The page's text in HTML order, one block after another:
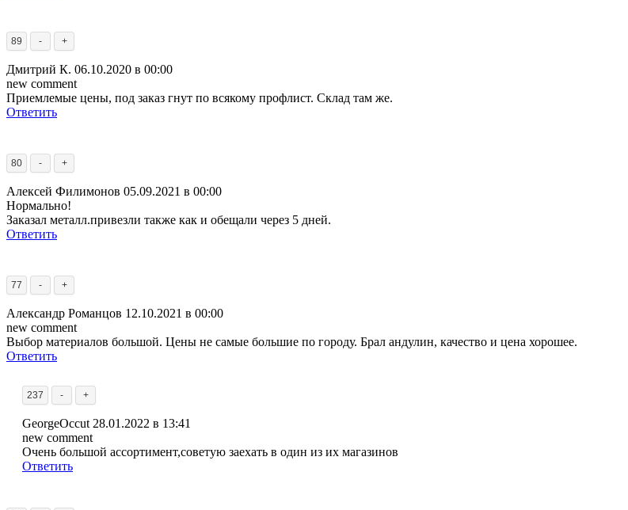
89 - +
Дмитрий К. 06.10.2020 в 00:00
new comment
Приемлемые цены, под заказ гнут по всякому профлист. Склад там же.
Ответить
80 - +
Алексей Филимонов 05.09.2021 в 00:00
Нормально!
Заказал металл.привезли также как и обещали через 5 дней.
Ответить
77 - +
Александр Романцов 12.10.2021 в 00:00
new comment
Выбор материалов большой. Цены не самые большие по городу. Брал андулин, качество и цена хорошее.
Ответить
237 - +
GeorgeOccut 28.01.2022 в 13:41
new comment
Очень большой ассортимент,советую заехать в один из их магазинов
Ответить